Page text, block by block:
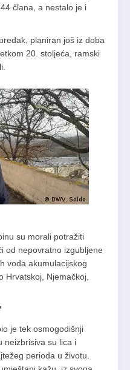
člana, a nestalo je i
planiran još iz doba
20. stoljeća, ramski
su morali potražiti
od nepovratno izgubljene
voda akumulacijskog
Hrvatskoj, Njemačkoj,
je tek osmogodišnji
neizbrisiva su lica i
perioda u životu.